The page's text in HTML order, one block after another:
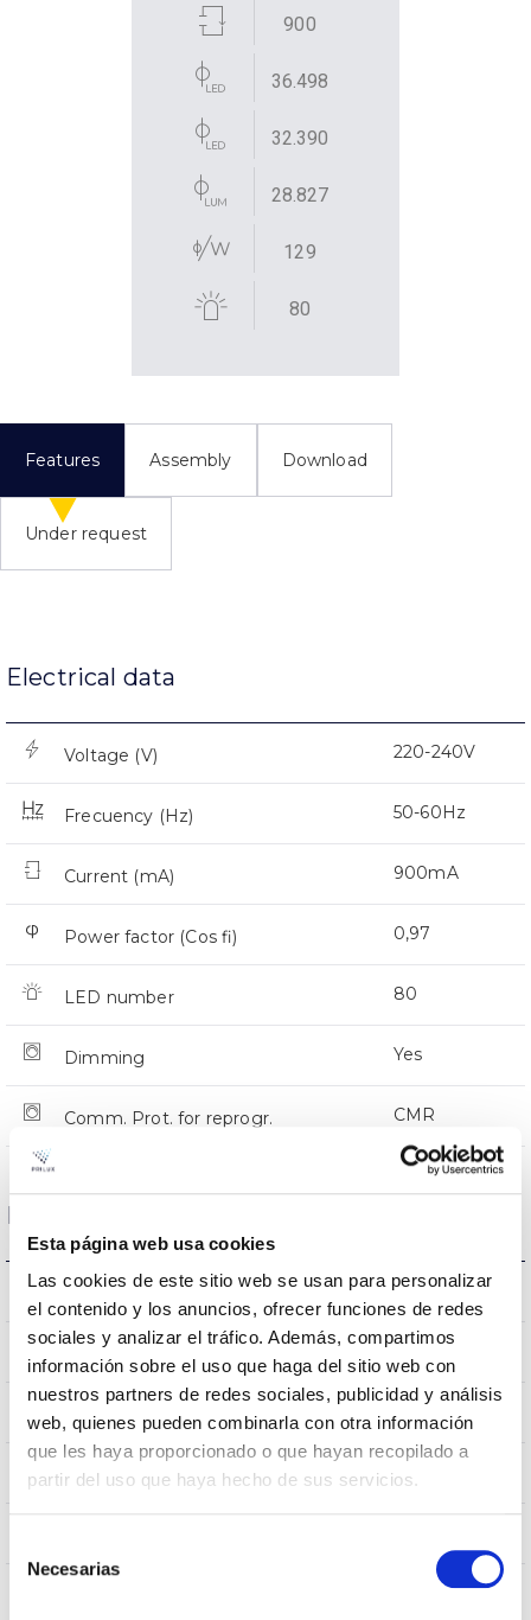
Esta página web usa cookies
Las cookies de este sitio web se usan para personalizar
el contenido y los anuncios, ofrecer funciones de redes
sociales y analizar el tráfico. Además, compartimos
información sobre el uso que haga del sitio web con
nuestros partners de redes sociales, publicidad y análisis
web, quienes pueden combinarla con otra información
que les haya proporcionado o que hayan recopilado a
partir del uso que haya hecho de sus servicios.
Necesarias
900
36.498
32.390
28.827
129
80
Features Assembly Download
Under request
Electrical data
Voltage (V) 220-240V
Frecuency (Hz) 50-60Hz
Current (mA) 900mA
Power factor (Cos fi) 0,97
LED number 80
Dimming Yes
Comm. Prot. for reprogr. CMR
Dimensions and Mounting
Mounting Crosier Mount
Wind Resistance 0,252m2
Measures 750x336x114mm
Mounting position Crosier Mount